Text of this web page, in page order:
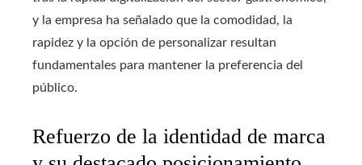
y la empresa ha señalado que la comodidad, la
rapidez y la opción de personalizar resultan
fundamentales para mantener la preferencia del
público.
Refuerzo de la identidad de marca